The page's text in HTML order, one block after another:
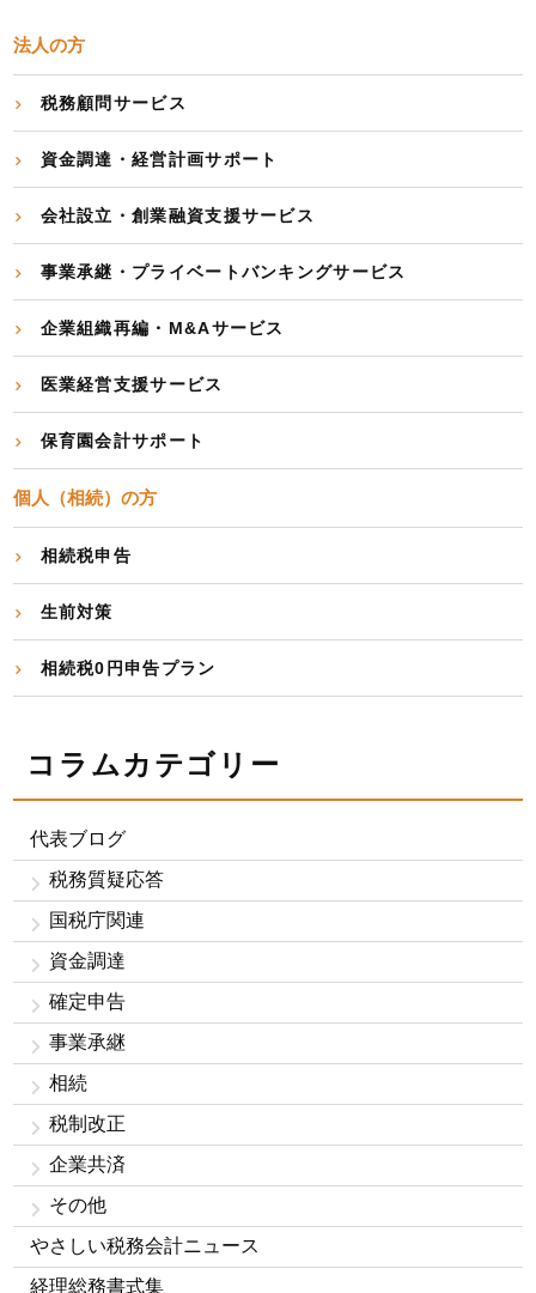
法人の方
税務顧問サービス
資金調達・経営計画サポート
会社設立・創業融資支援サービス
事業承継・プライベートバンキングサービス
企業組織再編・M&Aサービス
医業経営支援サービス
保育園会計サポート
個人（相続）の方
相続税申告
生前対策
相続税0円申告プラン
コラムカテゴリー
代表ブログ
税務質疑応答
国税庁関連
資金調達
確定申告
事業承継
相続
税制改正
企業共済
その他
やさしい税務会計ニュース
経理総務書式集